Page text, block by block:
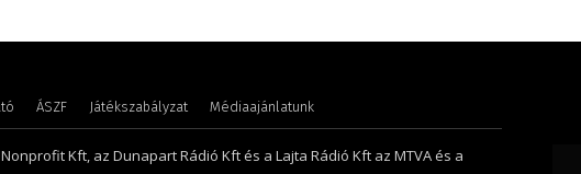
ÁSZF Játékszabályzat Médiaajánlatunk
Kft, az Dunapart Rádió Kft és a Lajta Rádió Kft az MTVA és a